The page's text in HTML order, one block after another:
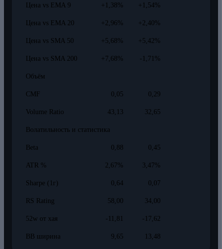
Цена vs EMA 9 +1,38% +1,54%
Цена vs EMA 20 +2,96% +2,40%
Цена vs SMA 50 +5,68% +5,42%
Цена vs SMA 200 +7,68% -1,71%
Объём
CMF 0,05 0,29
Volume Ratio 43,13 32,65
Волатильность и статистика
Beta 0,88 0,45
ATR % 2,67% 3,47%
Sharpe (1г) 0,64 0,07
RS Rating 58,00 34,00
52w от хая -11,81 -17,62
BB ширина 9,65 13,48